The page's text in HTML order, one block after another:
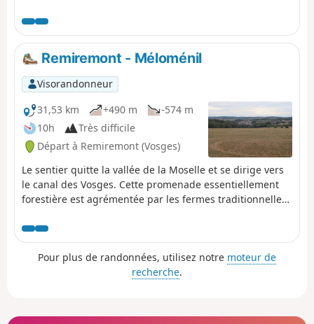
Remiremont - Méloménil
Visorandonneur
31,53 km
+490 m
-574 m
10h
Très difficile
Départ à Remiremont (Vosges)
Le sentier quitte la vallée de la Moselle et se dirige vers
le canal des Vosges. Cette promenade essentiellement
forestière est agrémentée par les fermes traditionnelles
Pour plus de randonnées, utilisez notre moteur de
recherche.